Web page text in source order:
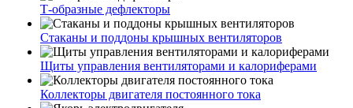
Т-образные дефлекторы
Стаканы и поддоны крышных вентиляторов
Щиты управления вентиляторами и калориферами
Коллекторы двигателя постоянного тока